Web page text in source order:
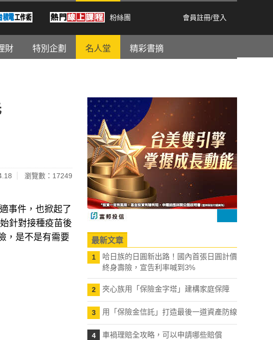
粉絲團 會員註冊/登入
財 特別企劃 名人堂 精彩書摘
瀏覽數：17249
事件，也掀起了
針對接種疫苗後
，是不是有需要
最新文章
1
哈日族的日圓新出路！國內首張日圓計價
終身壽險，宣告利率喊到3%
2 夾心族用「保險金字塔」建構家庭保障
3 用「保險金信託」打造最後一道資產防線
4 車禍理賠全攻略，可以申請哪些賠償